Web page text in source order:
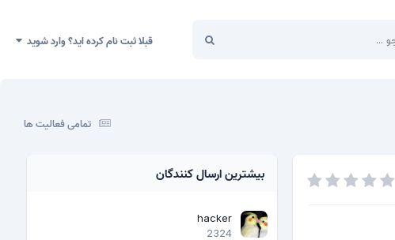
قبلا ثبت نام کرده اید؟ وارد شوید
تمامی فعالیت ها
بیشترین ارسال کنندگان
hacker
2324